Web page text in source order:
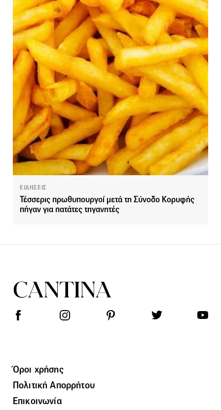
ΕΙΔΗΣΕΙΣ
Τέσσερις πρωθυπουργοί μετά τη Σύνοδο Κορυφής
πήγαν για πατάτες τηγανητές
Όροι χρήσης
Πολιτική Απορρήτου
Επικοινωνία